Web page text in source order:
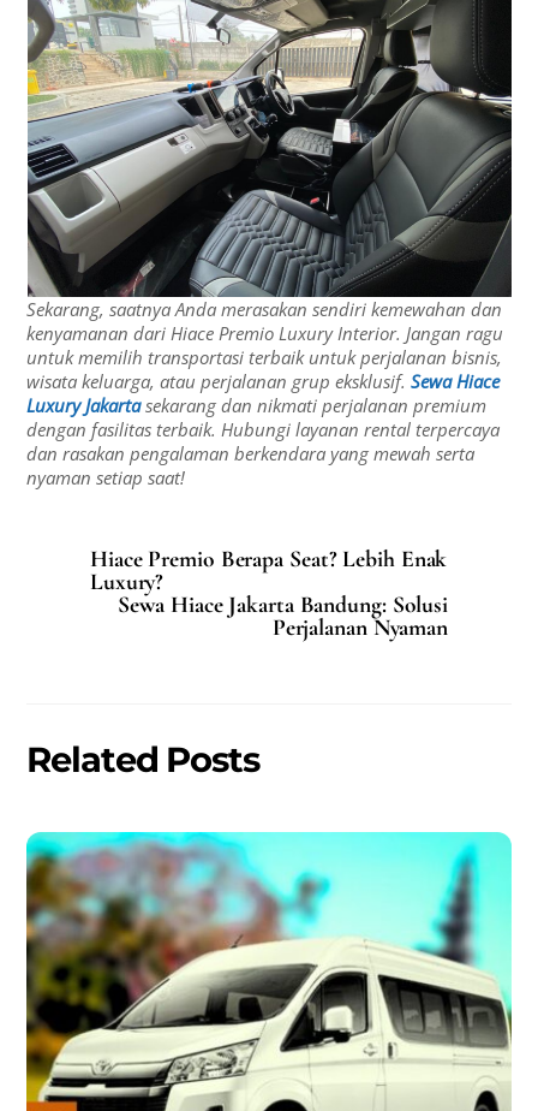
Sekarang, saatnya Anda merasakan sendiri kemewahan dan
kenyamanan dari Hiace Premio Luxury Interior. Jangan ragu
untuk memilih transportasi terbaik untuk perjalanan bisnis,
wisata keluarga, atau perjalanan grup eksklusif.Sewa Hiace
Luxury Jakartasekarang dan nikmati perjalanan premium
dengan fasilitas terbaik. Hubungi layanan rental terpercaya
dan rasakan pengalaman berkendara yang mewah serta
nyaman setiap saat!
Hiace Premio Berapa Seat? Lebih Enak
Luxury?
Sewa Hiace Jakarta Bandung: Solusi
Perjalanan Nyaman
Related Posts